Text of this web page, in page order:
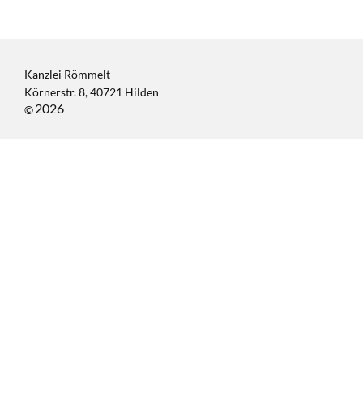
Kanzlei Römmelt
Körnerstr. 8, 40721 Hilden
©2026